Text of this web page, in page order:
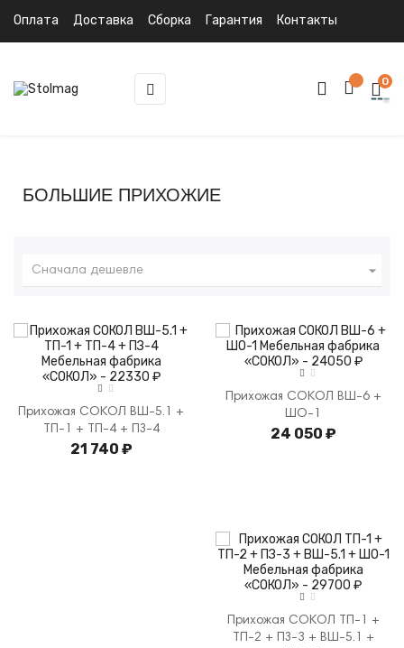
Оплата Доставка Сборка Гарантия Контакты
Toggle
navigation
☰ 0
БОЛЬШИЕ ПРИХОЖИЕ
Сначала дешевле 
Прихожая СОКОЛ ВШ-5.1 +
ТП-1 + ТП-4 + ПЗ-4
21 740 ₽
Прихожая СОКОЛ ВШ-6 +
ШО-1
24 050 ₽
Прихожая СОКОЛ ТП-1 +
ТП-2 + ПЗ-3 + ВШ-5.1 +